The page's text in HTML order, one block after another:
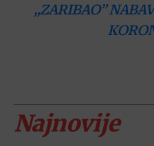
„ZARIBAO”
Najnovije